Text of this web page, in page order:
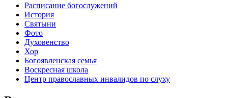
Расписание богослужений
История
Святыни
Фото
Духовенство
Хор
Богоявленская семья
Воскресная школа
Центр православных инвалидов по слуху